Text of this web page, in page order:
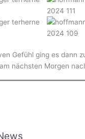
Gefühl ging es dann
nächsten Morgen